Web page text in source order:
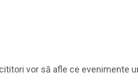
vor să afle ce